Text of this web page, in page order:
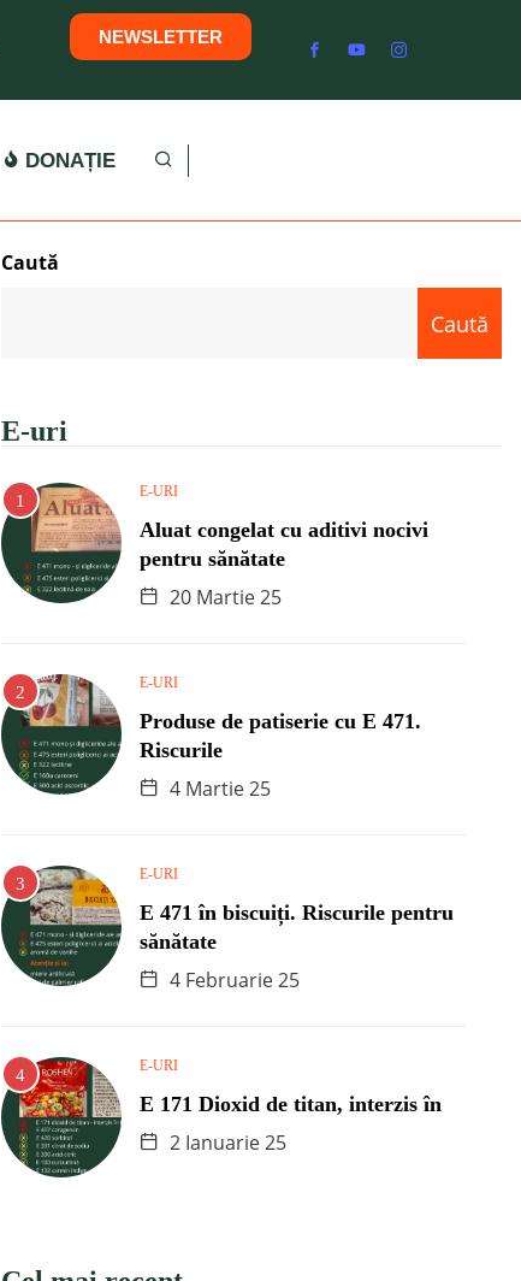
NEWSLETTER
DONAȚIE
Caută
Caută
E-uri
E-URI
Aluat congelat cu aditivi nocivi
pentru sănătate
20 Martie 25
E-URI
Produse de patiserie cu E 471.
Riscurile
4 Martie 25
E-URI
E 471 în biscuiți. Riscurile pentru
sănătate
4 Februarie 25
E-URI
E 171 Dioxid de titan, interzis în
2 Ianuarie 25